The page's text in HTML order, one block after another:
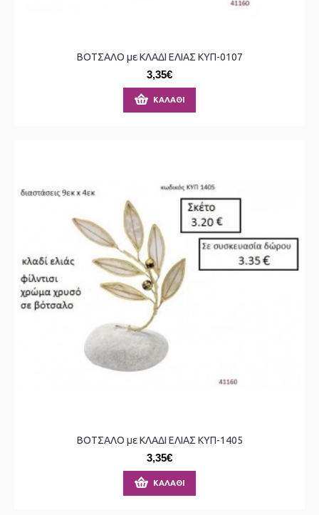
ΒΟΤΣΑΛΟ με ΚΛΑΔΙ ΕΛΙΑΣ ΚΥΠ-0107
3,35€
ΚΑΛΆΘΙ
ΒΟΤΣΑΛΟ με ΚΛΑΔΙ ΕΛΙΑΣ ΚΥΠ-1405
3,35€
ΚΑΛΆΘΙ